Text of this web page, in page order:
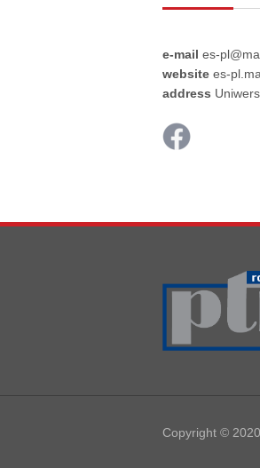
e-mail es-
website es-
address
Copyright ©